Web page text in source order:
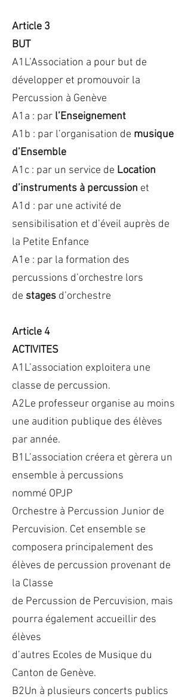
Article 3
BUT
A1L’Association a pour but de
développer et promouvoir la
Percussion à Genève
A1a : par l’Enseignement
A1b : par l’organisation de musique
d’Ensemble
A1c : par un service de Location
d’instruments à percussion et
A1d : par une activité de
sensibilisation et d’éveil auprès de
la Petite Enfance
A1e : par la formation des
percussions d’orchestre lors
de stages d’orchestre
Article 4
ACTIVITES
A1L’association exploitera une
classe de percussion.
A2Le professeur organise au moins
une audition publique des élèves
par année.
B1L’association créera et gèrera un
ensemble à percussions
nommé OPJP
Orchestre à Percussion Junior de
Percuvision. Cet ensemble se
composera principalement des
élèves de percussion provenant de
la Classe
de Percussion de Percuvision, mais
pourra également accueillir des
élèves
d’autres Ecoles de Musique du
Canton de Genève.
B2Un à plusieurs concerts publics